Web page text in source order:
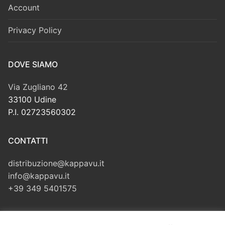
Account
Privacy Policy
DOVE SIAMO
Via Zugliano 42
33100 Udine
P.I. 02723560302
CONTATTI
distribuzione@kappavu.it
info@kappavu.it
+39 349 5401575